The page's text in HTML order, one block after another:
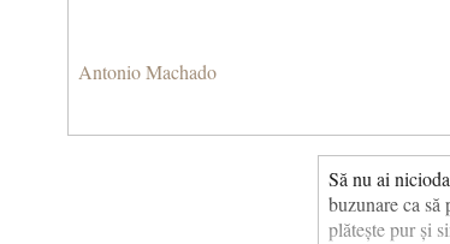
Antonio Machado
Să nu ai
buzunare ca să
plătește pur și